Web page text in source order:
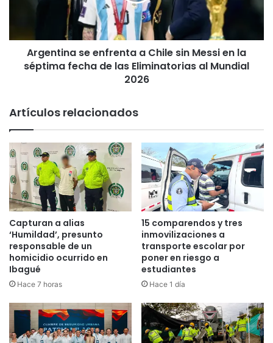
la
séptima
fecha
al
Mundial
2026
Argentina se enfrenta a Chile sin Messi en la
séptima fecha de las Eliminatorias al Mundial
2026
Artículos relacionados
Capturan a alias
‘Humildad’, presunto
responsable de un
homicidio ocurrido en
Ibagué
Hace 7 horas
15 comparendos y tres
inmovilizaciones a
transporte escolar por
poner en riesgo a
estudiantes
Hace 1 día